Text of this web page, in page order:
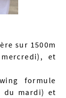
sur 1500m
et
formule
du mardi) et